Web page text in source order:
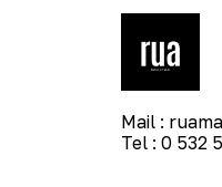
Mail :
Tel : 0 532